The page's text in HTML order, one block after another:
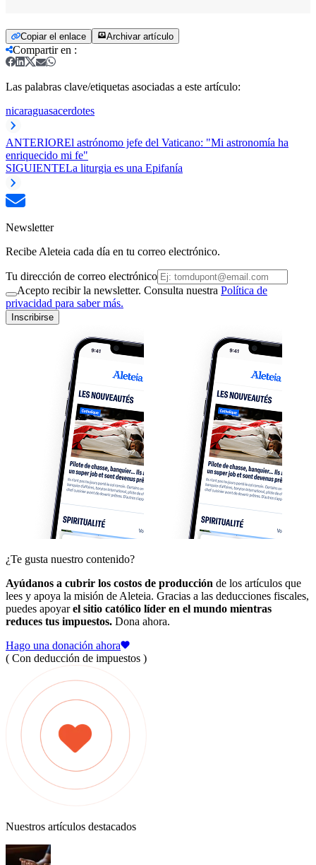
Copiar el enlace Archivar artículo
Compartir en :
Las palabras clave/etiquetas asociadas a este artículo:
nicaraguasacerdotes
ANTERIOREl astrónomo jefe del Vaticano: "Mi astronomía ha
enriquecido mi fe"
SIGUIENTELa liturgia es una Epifanía
Newsletter
Recibe Aleteia cada día en tu correo electrónico.
Tu dirección de correo electrónico
Acepto recibir la newsletter. Consulta nuestra Política de
privacidad para saber más.
Inscribirse
¿Te gusta nuestro contenido?
Ayúdanos a cubrir los costos de producción de los artículos que
lees y apoya la misión de Aleteia. Gracias a las deducciones fiscales,
puedes apoyarel sitio católico líder en el mundo mientras
reduces tus impuestos. Dona ahora.
Hago una donación ahora
( Con deducción de impuestos )
Nuestros artículos destacados